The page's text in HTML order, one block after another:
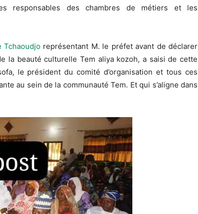
responsables des chambres de métiers et les
Tchaoudjo représentant M. le préfet avant de déclarer
la beauté culturelle Tem aliya kozoh, asaisi de cette
, le président du comité d’organisation et tous ces
au sein de la communautéTem. Et qui s’aligne dans